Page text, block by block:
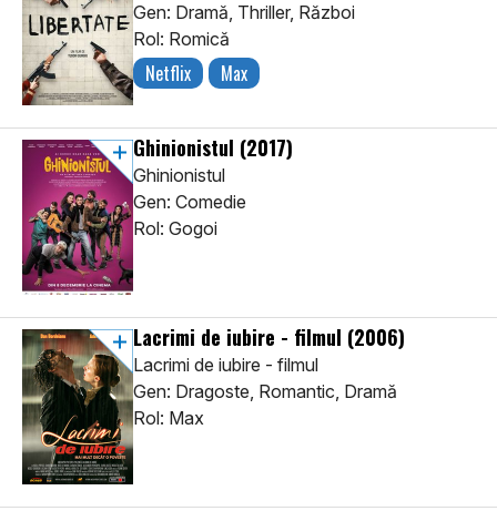
Gen: Dramă, Thriller, Război
Rol: Romică
Netflix Max
Ghinionistul (2017)
Ghinionistul
Gen: Comedie
Rol: Gogoi
Lacrimi de iubire - filmul (2006)
Lacrimi de iubire - filmul
Gen: Dragoste, Romantic, Dramă
Rol: Max